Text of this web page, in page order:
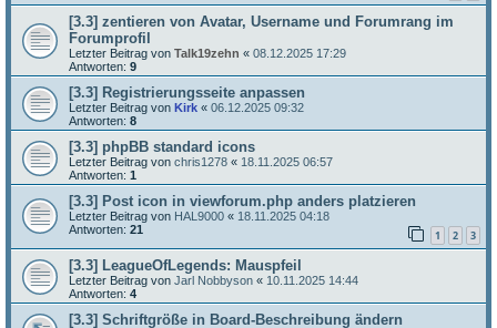
[3.3] zentieren von Avatar, Username und Forumrang im
Forumprofil
Letzter Beitrag von Talk19zehn « 08.12.2025 17:29
Antworten: 9
[3.3] Registrierungsseite anpassen
Letzter Beitrag von Kirk « 06.12.2025 09:32
Antworten: 8
[3.3] phpBB standard icons
Letzter Beitrag von chris1278 « 18.11.2025 06:57
Antworten: 1
[3.3] Post icon in viewforum.php anders platzieren
Letzter Beitrag von HAL9000 « 18.11.2025 04:18
Antworten: 21 1 2 3
[3.3] LeagueOfLegends: Mauspfeil
Letzter Beitrag von Jarl Nobbyson « 10.11.2025 14:44
Antworten: 4
[3.3] Schriftgröße in Board-Beschreibung ändern